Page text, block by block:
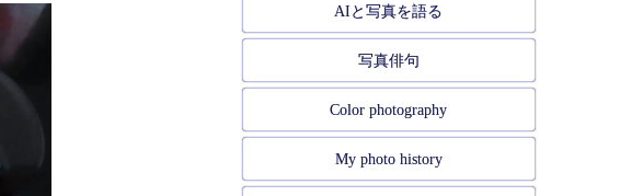
AIと写真を語る
写真俳句
Color photography
My photo history